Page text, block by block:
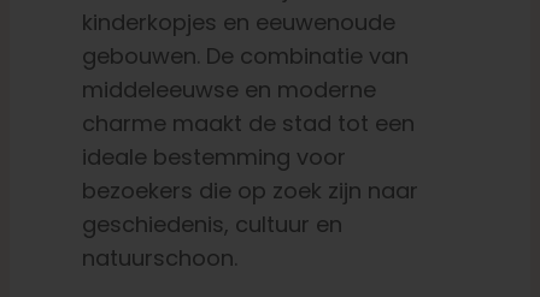
kinderkopjes en eeuwenoude
gebouwen. De combinatie van
middeleeuwse en moderne
charme maakt de stad tot een
ideale bestemming voor
bezoekers die op zoek zijn naar
geschiedenis, cultuur en
natuurschoon.